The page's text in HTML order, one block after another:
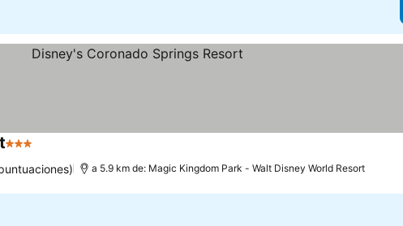
3 Estrellas
a 5.9 km de: Magic Kingdom Park - Walt Disney World Resort